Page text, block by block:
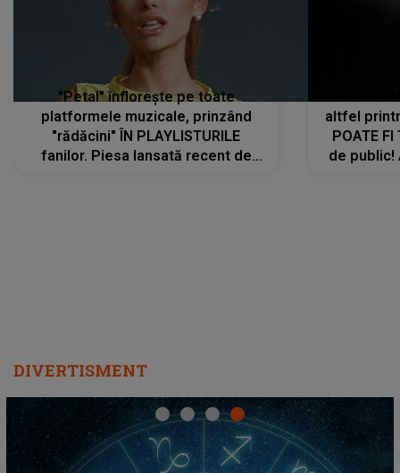
"Petal" înflorește pe toate
platformele muzicale, prinzând
"rădăcini" ÎN PLAYLISTURILE
fanilor. Piesa lansată recent de
altfel
POATE FI
de public!
DIVERTISMENT